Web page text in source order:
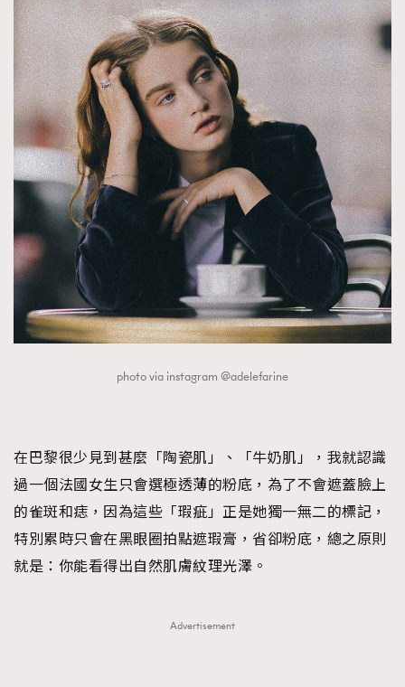
photo via instagram @adelefarine
在巴黎很少見到甚麼「陶瓷肌」、「牛奶肌」，我就認識
過一個法國女生只會選極透薄的粉底，為了不會遮蓋臉上
的雀斑和痣，因為這些「瑕疵」正是她獨一無二的標記，
特別累時只會在黑眼圈拍點遮瑕膏，省卻粉底，總之原則
就是：你能看得出自然肌膚紋理光澤。
Advertisement